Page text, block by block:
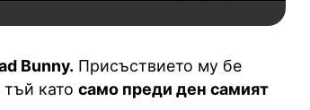
Bunny. Присъствието му бе
като само преди ден самият